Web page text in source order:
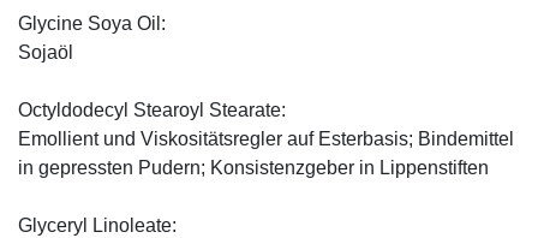
Glycine Soya Oil:
Sojaöl
Octyldodecyl Stearoyl Stearate:
Emollient und Viskositätsregler auf Esterbasis; Bindemittel
in gepressten Pudern; Konsistenzgeber in Lippenstiften
Glyceryl Linoleate: